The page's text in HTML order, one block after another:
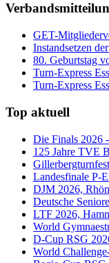
GET-
Instandsetzen
80. Geburtstag
Turn-Express
Turn-Express
Top aktuell
Die Finals 2026
125 Jahre TVE
Landesfinale P-
DJM 2026,
Deutsche
LTF 2026,
World
D-Cup RSG
World